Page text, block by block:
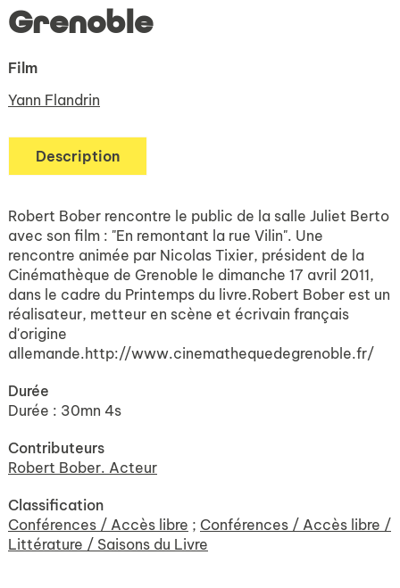
Grenoble
Film
Yann Flandrin
Description
Robert Bober rencontre le public de la salle Juliet Berto
avec son film : "En remontant la rue Vilin". Une
rencontre animée par Nicolas Tixier, président de la
Cinémathèque de Grenoble le dimanche 17 avril 2011,
dans le cadre du Printemps du livre.Robert Bober est un
réalisateur, metteur en scène et écrivain français
d'origine
allemande.http://www.cinemathequedegrenoble.fr/
Durée
Durée : 30mn 4s
Contributeurs
Robert Bober. Acteur
Classification
Conférences / Accès libre ; Conférences / Accès libre /
Littérature / Saisons du Livre